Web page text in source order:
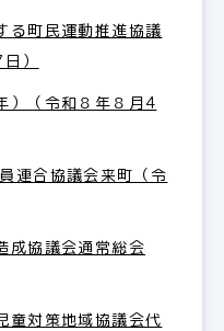
る町民運動推進協議
）
）（令和８年８月4
連合協議会来町（令
成協議会通常総会
童対策地域協議会代